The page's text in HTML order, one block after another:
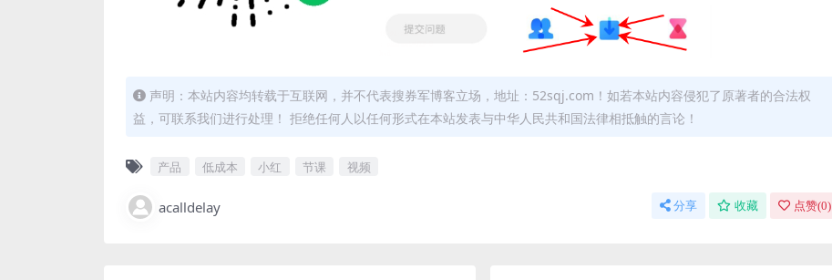
声明：本站内容均转载于互联网，并不代表搜券军博客立场，地址：52sqj.com！如若本站内容侵犯了原著者的合法权
益，可联系我们进行处理！ 拒绝任何人以任何形式在本站发表与中华人民共和国法律相抵触的言论！
产品 低成本 小红 节课 视频
acalldelay 分享 收藏 点赞(0)